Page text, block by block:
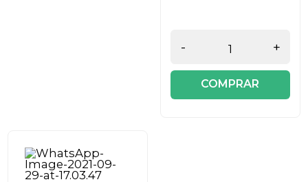
- +
COMPRAR